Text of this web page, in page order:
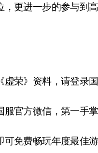
，更进一步的参与到
荣》资料，请登录
官方微信，第一手掌
免费畅玩年度最佳游